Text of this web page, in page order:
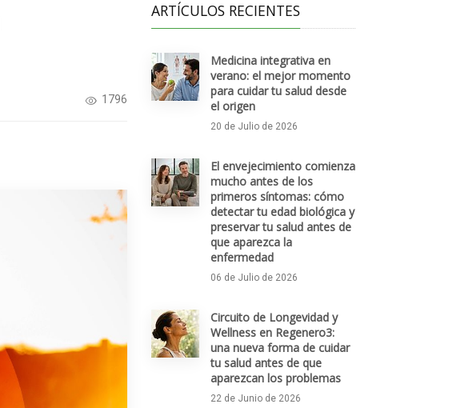
1796
ARTÍCULOS RECIENTES
Medicina integrativa en
verano: el mejor momento
para cuidar tu salud desde
el origen
20 de Julio de 2026
El envejecimiento comienza
mucho antes de los
primeros síntomas: cómo
detectar tu edad biológica y
preservar tu salud antes de
que aparezca la
enfermedad
06 de Julio de 2026
Circuito de Longevidad y
Wellness en Regenero3:
una nueva forma de cuidar
tu salud antes de que
aparezcan los problemas
22 de Junio de 2026